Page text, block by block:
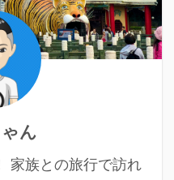
ん
家族との旅行で訪れ